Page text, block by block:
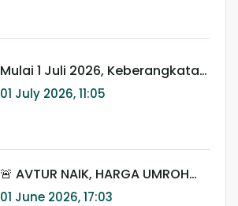
Mulai 1 Juli 2026, Keberangkatan
Haji & Umroh Berpindah ke
Terminal Khusus 2F Bandara
01 July 2026, 11:05
🚨 AVTUR NAIK, HARGA UMROH
IKUT NAIK?
01 June 2026, 17:03